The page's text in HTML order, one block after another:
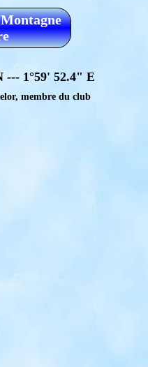
--- 1°59' 52.4" E
membre du club